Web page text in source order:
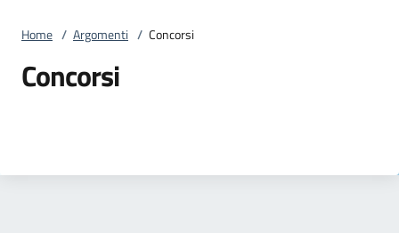
Home / Argomenti / Concorsi
Concorsi